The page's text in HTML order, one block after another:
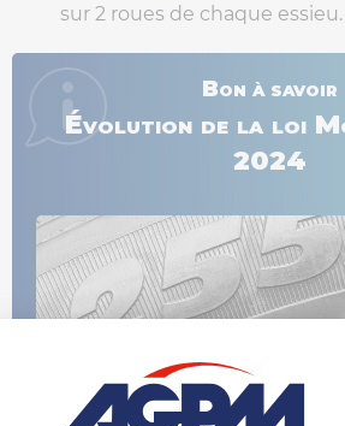
sur 2 roues de chaque essieu.
Bon à savoir
Évolution de la loi
2024